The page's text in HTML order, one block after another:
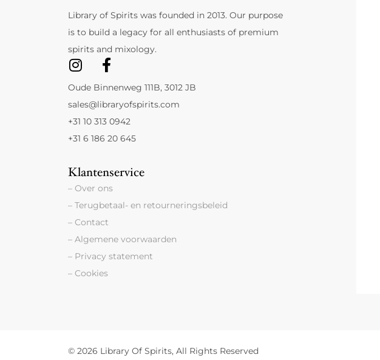
Library of Spirits was founded in 2013. Our purpose
is to build a legacy for all enthusiasts of premium
spirits and mixology.
Oude Binnenweg 111B, 3012 JB
sales@libraryofspirits.com
+31 10 313 0942
+31 6 186 20 645
Klantenservice
– Over ons
– Terugbetaal- en retourneringsbeleid
– Contact
– Algemene voorwaarden
– Privacy statement
– Cookies
© 2026 Library Of Spirits, All Rights Reserved